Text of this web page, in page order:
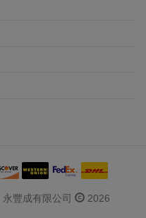
永豐成有限公司 2026